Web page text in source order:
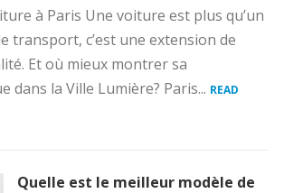
à Paris Une voiture est plus qu’un
transport, c’est une extension de
Et où mieux montrer sa
dans la Ville Lumière? Paris... READ
Quelle est le meilleur modèle de